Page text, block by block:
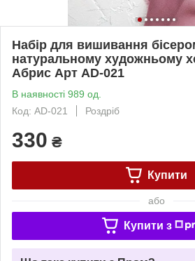
Набір для вишивання
натуральному художньому
Абрис Арт AD-021
В наявності 989 од.
Код: AD-021
Роздріб
330 ₴
Купити
або
Купити з